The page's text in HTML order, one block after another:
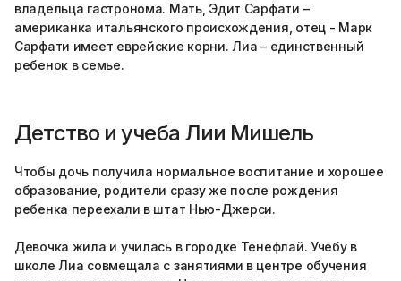
владельца гастронома. Мать, Эдит Сарфати –
американка итальянского происхождения, отец - Марк
Сарфати имеет еврейские корни. Лиа – единственный
ребенок в семье.
Детство и учеба Лии Мишель
Чтобы дочь получила нормальное воспитание и хорошее
образование, родители сразу же после рождения
ребенка переехали в штат Нью-Джерси.
Девочка жила и училась в городке Тенефлай. Учебу в
школе Лиа совмещала с занятиями в центре обучения